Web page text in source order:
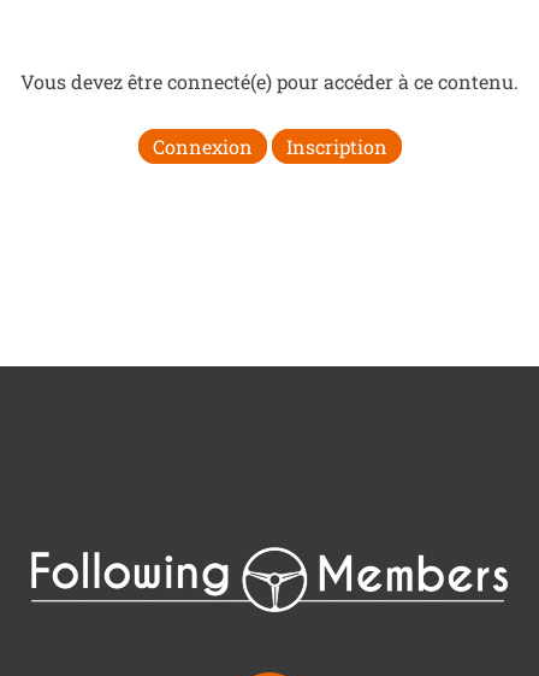
Vous devez être connecté(e) pour accéder à ce contenu.
Connexion Inscription